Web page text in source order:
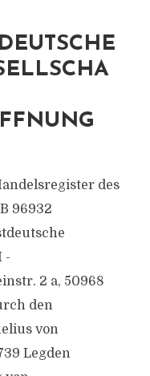
des
96932
-
2 a, 50968
den
von
Legden